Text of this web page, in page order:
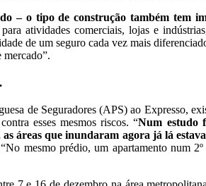
– o tipo de construção também tem
atividades comerciais, lojas e
de um seguro cada vez mais
mercado”.
de Seguradores (APS) ao Expresso,
esses mesmos riscos. “Num estudo
áreas que inundaram agora já lá
mesmo prédio, um apartamento num